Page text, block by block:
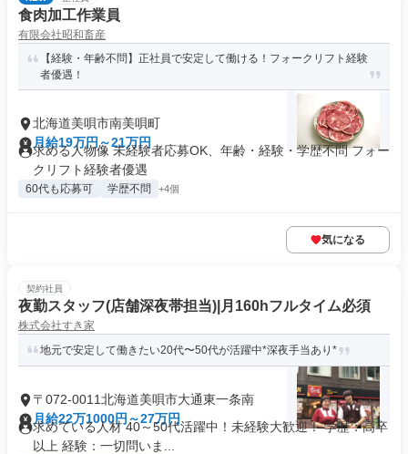
食肉加工作業員
有限会社昭和畜産
【経験・年齢不問】正社員で安定して働ける！フォークリフト経験
者優遇！
北海道美唄市南美唄町
月給19万円～21万円
求める人物像 未経験者応募OK、年齢・経験・学歴不問 フォー
クリフト経験者優遇
60代も応募可 学歴不問 +4個
気になる
契約社員
夜勤スタッフ(店舗深夜帯担当)|月160hフルタイム必須
株式会社すき家
地元で安定して働きたい20代〜50代が活躍中*深夜手当あり*
〒072-0011北海道美唄市大通東一条南
月給22万1000円～27万円
求めている人材 40～50代活躍中！未経験大歓迎！ 学歴：高卒
以上 経験：一切問いま...